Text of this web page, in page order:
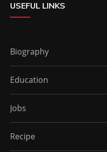
USEFUL LINKS
Biography
Education
Jobs
Recipe